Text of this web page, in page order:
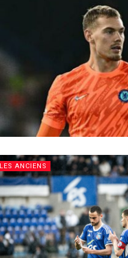
LES ANCIENS